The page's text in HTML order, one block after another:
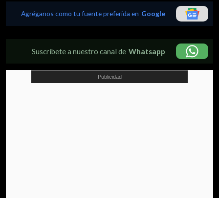
Agréganos como tu fuente preferida en Google
Suscríbete a nuestro canal de Whatsapp